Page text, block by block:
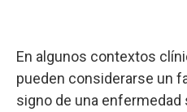
En algunos contextos
pueden considerarse un
signo de una